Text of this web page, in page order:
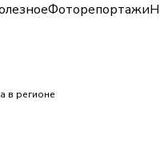
Фоторепортажи
в регионе